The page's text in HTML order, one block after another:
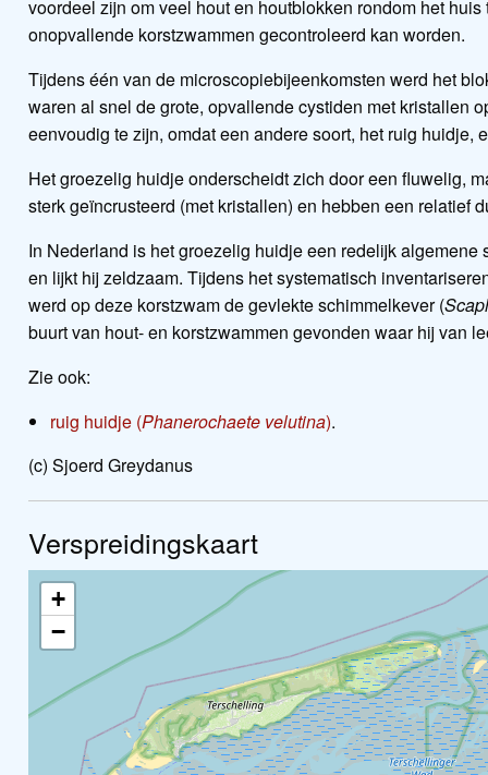
voordeel zijn om veel hout en houtblokken rondom het
onopvallende korstzwammen gecontroleerd kan worden.
Tijdens één van de microscopiebijeenkomsten werd het
waren al snel de grote, opvallende cystiden met kristallen
eenvoudig te zijn, omdat een andere soort, het ruig huidje,
Het groezelig huidje onderscheidt zich door een fluwelig,
sterk geïncrusteerd (met kristallen) en hebben een relatief
In Nederland is het groezelig huidje een redelijk
en lijkt hij zeldzaam. Tijdens het systematisch
werd op deze korstzwam de gevlekte schimmelkever (
buurt van hout- en korstzwammen gevonden waar hij van
Zie ook:
ruig huidje (Phanerochaete velutina).
(c) Sjoerd Greydanus
Verspreidingskaart
+
−